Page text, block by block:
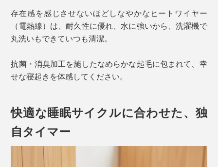
存在感を感じさせないほどしなやかなヒートワイヤー
（電熱線）は、耐久性に優れ、水に強いから、洗濯機で
丸洗いもできていつも清潔。
抗菌・消臭加工を施したなめらかな起毛に包まれて、幸
せな寝起きを体感してください。
快適な睡眠サイクルに合わせた、独
自タイマー